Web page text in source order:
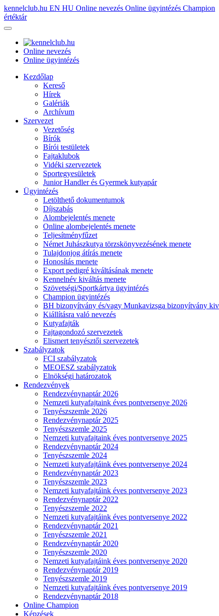
kennelclub.hu EN HU Online nevezés Online ügyintézés Champion
értéktár
Online nevezés
Online ügyintézés
Kezdőlap
Kereső
Hírek
Galériák
Archívum
Szervezet
Vezetőség
Bírók
Bírói testületek
Fajtaklubok
Vidéki szervezetek
Sportegyesületek
Junior Handler és Gyermek kutyapár
Ügyintézés
Letölthető dokumentumok
Díjszabás
Alombejelentés menete
Online alombejelentés menete
Teljesítményfűzet
Német Juhászkutya törzskönyvezésének menete
Tulajdonjog átírás menete
Honosítás menete
Export pedigré kiváltásának menete
Kennelnév kiváltás menete
Szövetségi/Sportkártya ügyintézés
Champion ügyintézés
BH bizonyítvány és/vagy Munkavizsga bizonyítvány
Kiállításra való nevezés
Kutyafajták
Fajtagondozó szervezetek
Elismert tenyésztői szervezetek
Szabályzatok
FCI szabályzatok
MEOESZ szabályzatok
Elnökségi határozatok
Rendezvények
Rendezvénynaptár 2026
Nemzeti kutyafajtaink éves pontversenye 2026
Tenyészszemle 2026
Rendezvénynaptár 2025
Tenyészszemle 2025
Nemzeti kutyafajtaink éves pontversenye 2025
Rendezvénynaptár 2024
Tenyészszemle 2024
Nemzeti kutyafajtáink éves pontversenye 2024
Rendezvénynaptár 2023
Tenyészszemle 2023
Nemzeti kutyafajtáink éves pontversenye 2023
Rendezvénynaptár 2022
Tenyészszemle 2022
Nemzeti kutyafajtáink éves pontversenye 2022
Rendezvénynaptár 2021
Tenyészszemle 2021
Rendezvénynaptár 2020
Tenyészszemle 2020
Nemzeti kutyafajtáink éves pontversenye 2020
Rendezvénynaptár 2019
Tenyészszemle 2019
Nemzeti kutyafajtáink éves pontversenye 2019
Rendezvénynaptár 2018
Online Champion
Képzések